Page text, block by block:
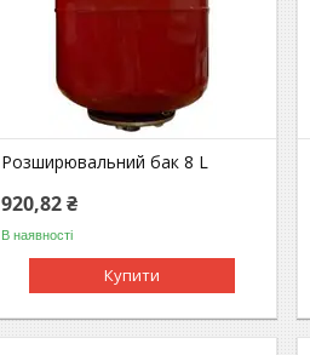
Розширювальний бак 8 L
920,82 ₴
В наявності
Купити